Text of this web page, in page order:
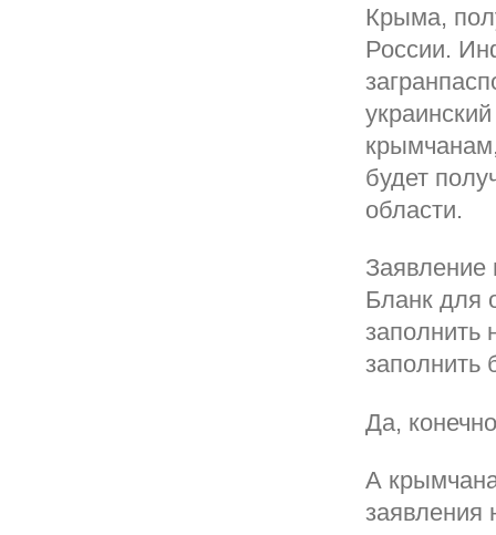
Крыма,
России.
будет
области.
Заявление
Бланк для
заполнить
заполнить
Да,
А
заявления